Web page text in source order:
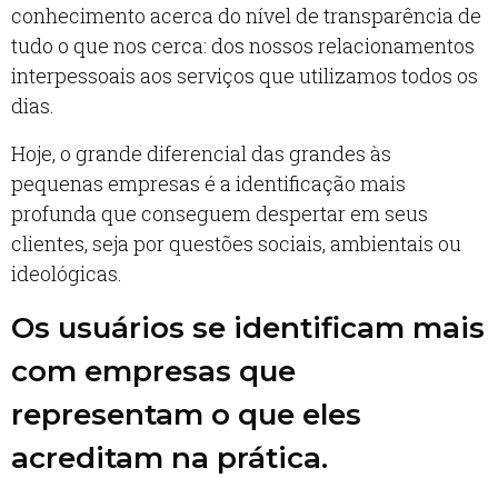
conhecimento acerca do nível de transparência de
tudo o que nos cerca: dos nossos relacionamentos
interpessoais aos serviços que utilizamos todos os
dias.
Hoje, o grande diferencial das grandes às
pequenas empresas é a identificação mais
profunda que conseguem despertar em seus
clientes, seja por questões sociais, ambientais ou
ideológicas.
Os usuários se identificam mais
com empresas que
representam o que eles
acreditam na prática.